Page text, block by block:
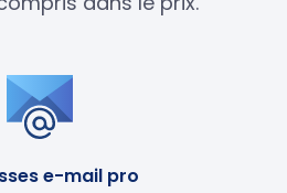
e-mail pro